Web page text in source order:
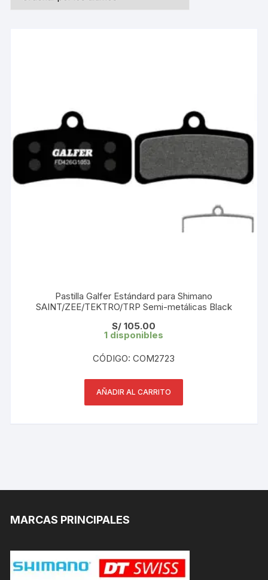
Pastilla Galfer Estándard para Shimano
SAINT/ZEE/TEKTRO/TRP Semi-metálicas Black
S/ 105.00
1 disponibles
CÓDIGO: COM2723
AÑADIR AL CARRITO
MARCAS PRINCIPALES